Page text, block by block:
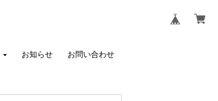
お知らせ お問い合わせ